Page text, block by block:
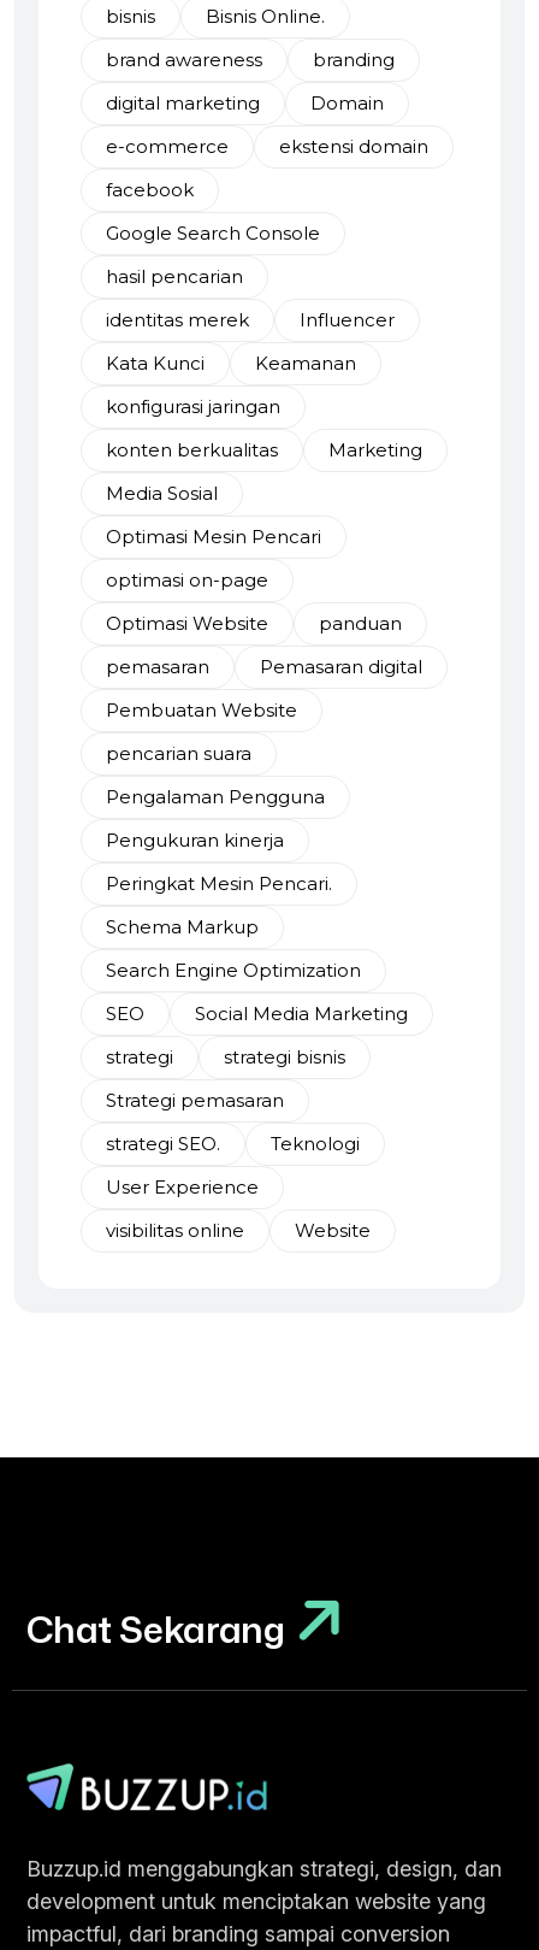
bisnis
Bisnis Online.
brand awareness
branding
digital marketing
Domain
e-commerce
ekstensi domain
facebook
Google Search Console
hasil pencarian
identitas merek
Influencer
Kata Kunci
Keamanan
konfigurasi jaringan
konten berkualitas
Marketing
Media Sosial
Optimasi Mesin Pencari
optimasi on-page
Optimasi Website
panduan
pemasaran
Pemasaran digital
Pembuatan Website
pencarian suara
Pengalaman Pengguna
Pengukuran kinerja
Peringkat Mesin Pencari.
Schema Markup
Search Engine Optimization
SEO
Social Media Marketing
strategi
strategi bisnis
Strategi pemasaran
strategi SEO.
Teknologi
User Experience
visibilitas online
Website
Chat Sekarang
Chat Sekarang
Buzzup.id menggabungkan strategi, design, dan
development untuk menciptakan website yang
impactful, dari branding sampai conversion